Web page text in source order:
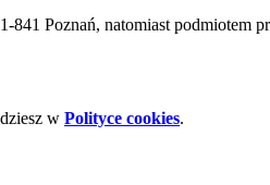
Poznań, natomiast podmiotem
w Polityce cookies.